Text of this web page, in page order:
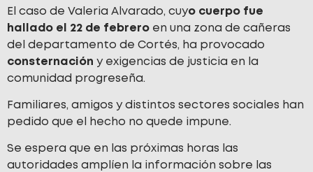
El caso de Valeria Alvarado, cuyo cuerpo fue
hallado el 22 de febrero en una zona de cañeras
del departamento de Cortés, ha provocado
consternación y exigencias de justicia en la
comunidad progreseña.
Familiares, amigos y distintos sectores sociales han
pedido que el hecho no quede impune.
Se espera que en las próximas horas las
autoridades amplíen la información sobre las